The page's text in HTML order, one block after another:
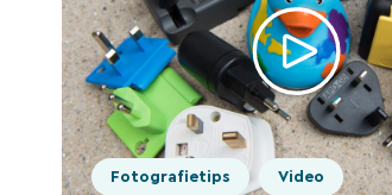
Fotografietips Video